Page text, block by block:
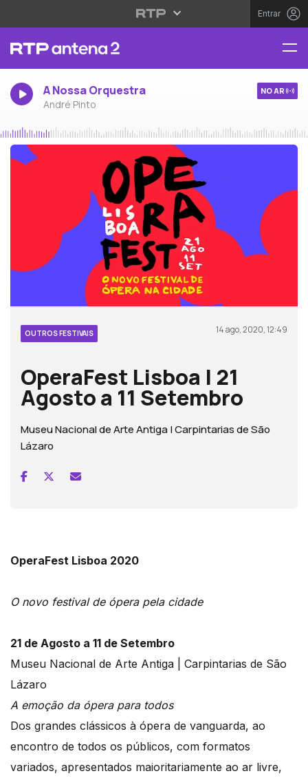
Entrar
A Nossa Orquestra
André Pinto
NO AR
OUTROS FESTIVAIS 14 ago, 2020, 12:49
OperaFest Lisboa | 21
Agosto a 11 Setembro
Museu Nacional de Arte Antiga | Carpintarias de São
Lázaro
OperaFest Lisboa 2020
O novo festival de ópera pela cidade
21 de Agosto a 11 de Setembro
Museu Nacional de Arte Antiga | Carpintarias de São
Lázaro
A emoção da ópera para todos
Dos grandes clássicos à ópera de vanguarda, ao
encontro de todos os públicos, com formatos
variados, apresentados maioritariamente ao ar livre,